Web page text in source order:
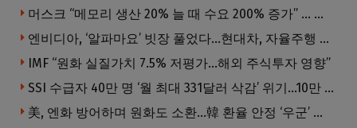
머스크 “메모리 생산 20% 늘 때 수요 200% 증가” … 반도체 매출 1조달러 눈 앞
엔비디아, ‘알파마요’ 빗장 풀었다…현대차, 자율주행 속도내나
IMF “원화 실질가치 7.5% 저평가…해외 주식투자 영향”
SSI 수급자 40만 명 ‘월 최대 331달러 삭감’ 위기…10만 명은 수급자격 상실
美, 엔화 방어하며 원화도 소환…韓 환율 안정 ‘우군’ 되나